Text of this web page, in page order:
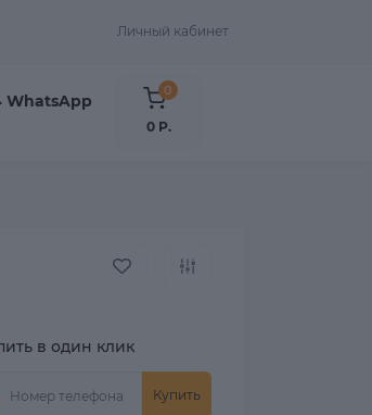
Личный кабинет
WhatsApp
0
0 Р.
в один клик
Купить